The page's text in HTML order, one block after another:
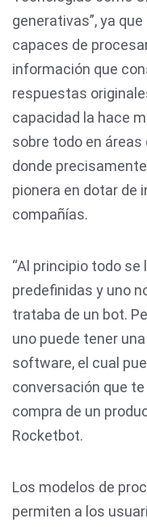
generativas”, ya
capaces de
información que
respuestas
capacidad la hace
sobre todo en
donde
pionera en dotar de
compañías.
“Al principio todo
predefinidas y uno
trataba de un bot.
uno puede tener
software, el cual
conversación que
compra de un
Rocketbot.
Los modelos de
permiten a los